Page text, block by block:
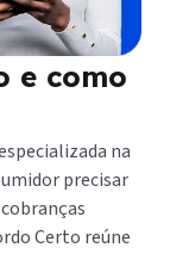
e como
na
precisar
Certo reúne